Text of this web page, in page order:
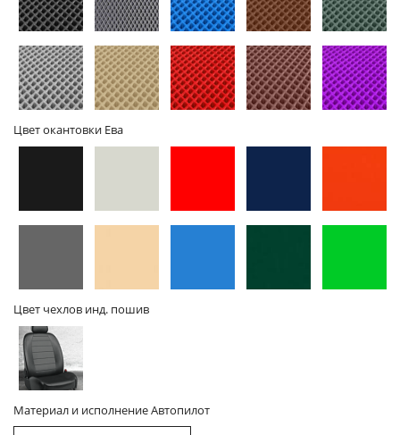
Цвет окантовки Ева
Цвет чехлов инд. пошив
Материал и исполнение Автопилот